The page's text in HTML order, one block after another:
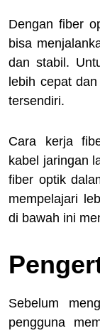
Dengan fiber
bisa
dan stabil.
lebih cepat
tersendiri.
Cara kerja
kabel jaringan
fiber optik
mempelajari
di bawah ini
Sebelum
pengguna